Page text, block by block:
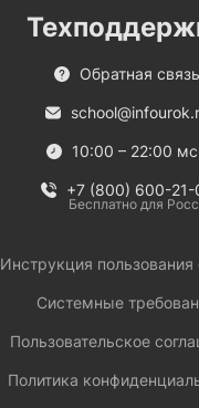
Обратная связь
10:00 – 22:00
+7 (800) 600-21-
Бесплатно для
Инструкция пользования
Системные
Пользовательское
Политика